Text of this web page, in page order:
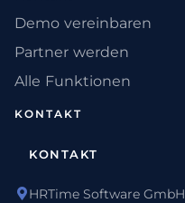
Demo vereinbaren
Partner werden
Alle Funktionen
KONTAKT
KONTAKT
HRTime Software GmbH